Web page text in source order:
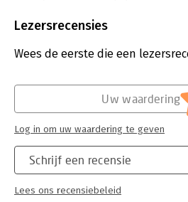
Uitgever:
Verschijningsdatum:
5-11-2024
Strafrecht -
Lezersrecensies
Wees de eerste die een
Schrijf een recensie
Lees ons recensiebeleid
Uw waardering
Log in om uw waardering te geven